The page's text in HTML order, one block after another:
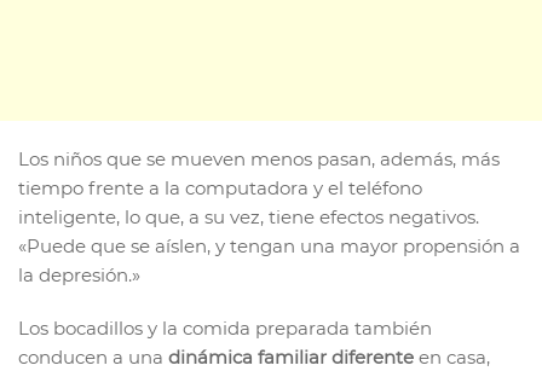
Los niños que se mueven menos pasan, además, más
tiempo frente a la computadora y el teléfono
inteligente, lo que, a su vez, tiene efectos negativos.
«Puede que se aíslen, y tengan una mayor propensión a
la depresión.»
Los bocadillos y la comida preparada también
conducen a una dinámica familiar diferente en casa,